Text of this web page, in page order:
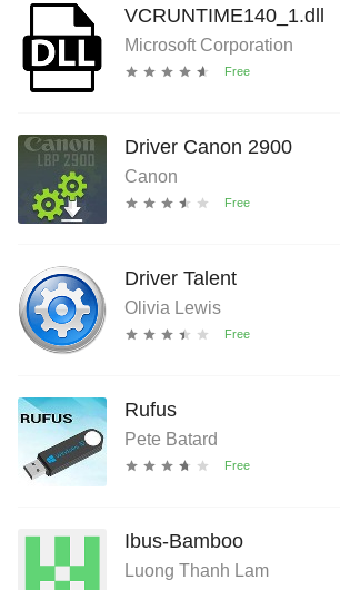
VCRUNTIME140_1.dll
Microsoft Corporation
Driver Canon 2900
Canon
Driver Talent
Olivia Lewis
Rufus
Pete Batard
Ibus-Bamboo
Luong Thanh Lam